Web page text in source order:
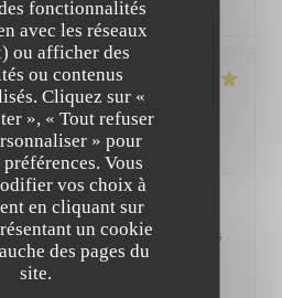
fonctionnalités
avec les réseaux
ou afficher des
ou contenus
Cliquez sur «
», « Tout refuser
» pour
Vous
vos choix à
en cliquant sur
un cookie
des pages du
site.
équipe de Virtus
2
Cuisine: 5/5 Qualité / Prix
est très agréable, la présence
la description , le rythme des
l'originalité et le mélange des
Ce fut une très belle découverte